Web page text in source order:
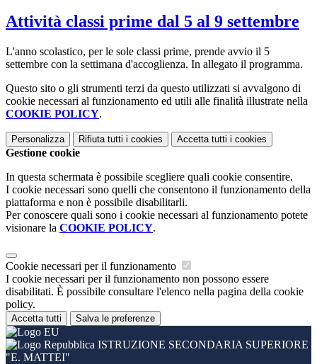
Attività classi prime dal 5 al 9 settembre
L'anno scolastico, per le sole classi prime, prende avvio il 5
settembre con la settimana d'accoglienza. In allegato il programma.
Questo sito o gli strumenti terzi da questo utilizzati si avvalgono di
cookie necessari al funzionamento ed utili alle finalità illustrate nella
COOKIE POLICY.
Personalizza Rifiuta tutti i cookies Accetta tutti i cookies
Gestione cookie
In questa schermata è possibile scegliere quali cookie consentire.
I cookie necessari sono quelli che consentono il funzionamento della
piattaforma e non è possibile disabilitarli.
Per conoscere quali sono i cookie necessari al funzionamento potete
visionare la COOKIE POLICY.
Cookie necessari per il funzionamento
I cookie necessari per il funzionamento non possono essere
disabilitati. È possibile consultare l'elenco nella pagina della cookie
policy.
Accetta tutti Salva le preferenze
ISTRUZIONE SECONDARIA SUPERIORE
"E. MATTEI"